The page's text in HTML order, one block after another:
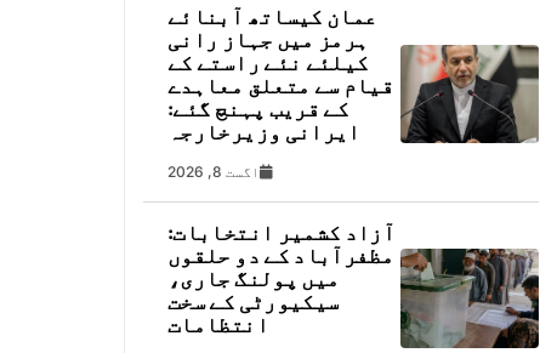
عمان کیساتھ آبنائے
ہرمز میں جہاز رانی
کیلئے نئے راستے کے
قیام سے متعلق معاہدے
کے قریب پہنچ گئے:
ایرانی وزیرخارجہ
اگست 8, 2026
آزاد کشمیر انتخابات:
مظفرآباد کے دو حلقوں
میں پولنگ جاری،
سیکیورٹی کے سخت
انتظامات